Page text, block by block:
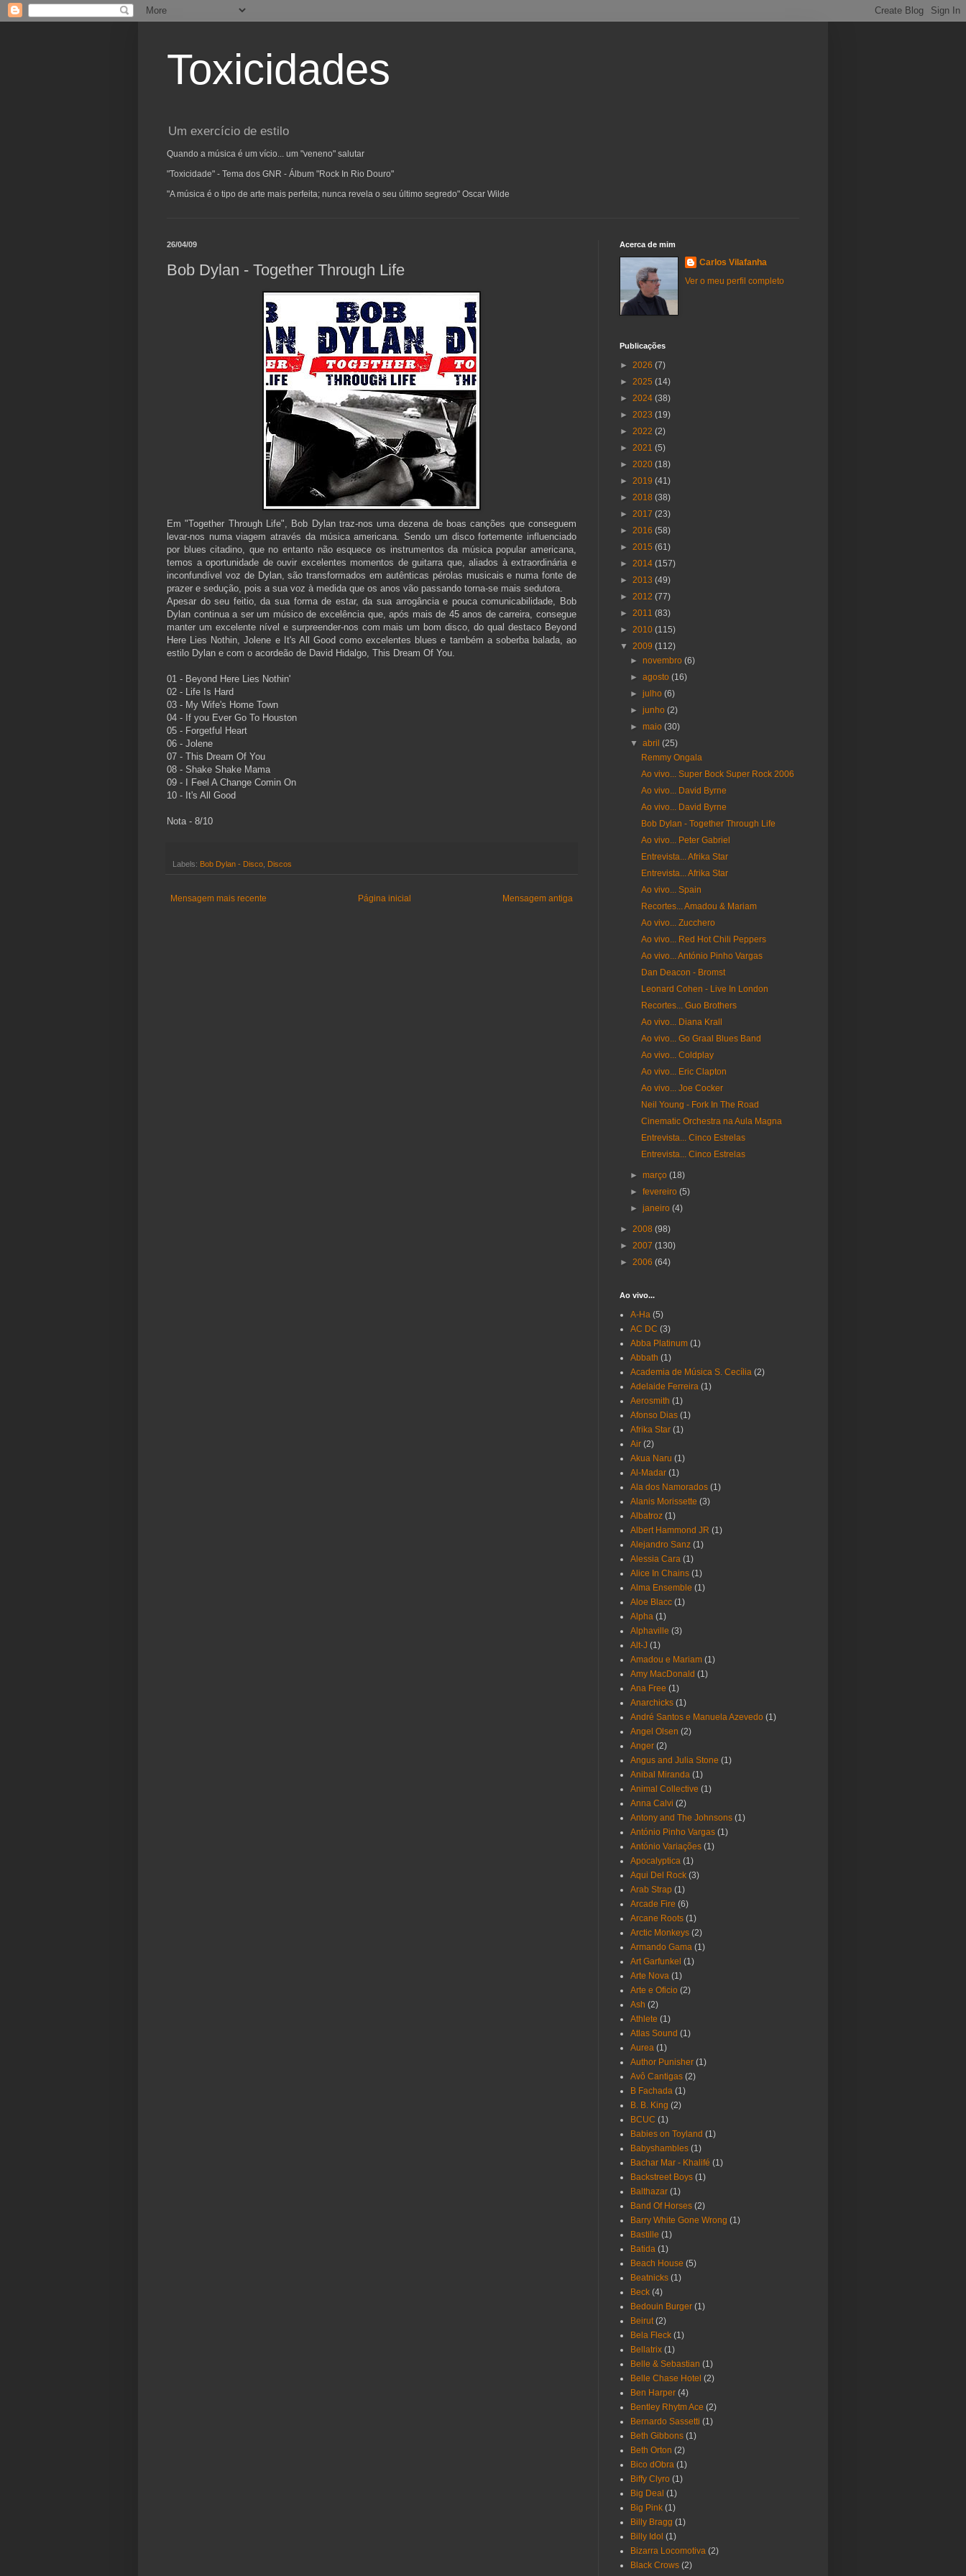
Toxicidades
Um exercício de estilo
Quando a música é um vício... um "veneno" salutar
"Toxicidade" - Tema dos GNR - Álbum "Rock In Rio Douro"
"A música é o tipo de arte mais perfeita; nunca revela o seu último segredo" Oscar Wilde
26/04/09
Bob Dylan - Together Through Life
Em "Together Through Life", Bob Dylan traz-nos uma dezena de boas canções que conseguem
levar-nos numa viagem através da música americana. Sendo um disco fortemente influenciado
por blues citadino, que no entanto não esquece os instrumentos da música popular americana,
temos a oportunidade de ouvir excelentes momentos de guitarra que, aliados à extraordinária e
inconfundível voz de Dylan, são transformados em autênticas pérolas musicais e numa fonte de
prazer e sedução, pois a sua voz à medida que os anos vão passando torna-se mais sedutora.
Apesar do seu feitio, da sua forma de estar, da sua arrogância e pouca comunicabilidade, Bob
Dylan continua a ser um músico de excelência que, após mais de 45 anos de carreira, consegue
manter um excelente nível e surpreender-nos com mais um bom disco, do qual destaco Beyond
Here Lies Nothin, Jolene e It's All Good como excelentes blues e também a soberba balada, ao
estilo Dylan e com o acordeão de David Hidalgo, This Dream Of You.
01 - Beyond Here Lies Nothin'
02 - Life Is Hard
03 - My Wife's Home Town
04 - If you Ever Go To Houston
05 - Forgetful Heart
06 - Jolene
07 - This Dream Of You
08 - Shake Shake Mama
09 - I Feel A Change Comin On
10 - It's All Good
Nota - 8/10
Labels: Bob Dylan - Disco Discos
Mensagem mais recente Mensagem antiga
Página inicial
Acerca de mim
Carlos Vilafanha
Ver o meu perfil completo
Publicações
► 2026 (7)
► 2025 (14)
► 2024 (38)
► 2023 (19)
► 2022 (2)
► 2021 (5)
► 2020 (18)
► 2019 (41)
► 2018 (38)
► 2017 (23)
► 2016 (58)
► 2015 (61)
► 2014 (157)
► 2013 (49)
► 2012 (77)
► 2011 (83)
► 2010 (115)
▼ 2009 (112)
►novembro(6)
►agosto(16)
►julho(6)
►junho(2)
►maio(30)
▼abril(25)
Remmy Ongala
Ao vivo... Super Bock Super Rock 2006
Ao vivo... David Byrne
Ao vivo... David Byrne
Bob Dylan - Together Through Life
Ao vivo... Peter Gabriel
Entrevista... Afrika Star
Entrevista... Afrika Star
Ao vivo... Spain
Recortes... Amadou & Mariam
Ao vivo... Zucchero
Ao vivo... Red Hot Chili Peppers
Ao vivo... António Pinho Vargas
Dan Deacon - Bromst
Leonard Cohen - Live In London
Recortes... Guo Brothers
Ao vivo... Diana Krall
Ao vivo... Go Graal Blues Band
Ao vivo... Coldplay
Ao vivo... Eric Clapton
Ao vivo... Joe Cocker
Neil Young - Fork In The Road
Cinematic Orchestra na Aula Magna
Entrevista... Cinco Estrelas
Entrevista... Cinco Estrelas
►março(18)
►fevereiro(5)
►janeiro(4)
► 2008 (98)
► 2007 (130)
► 2006 (64)
Ao vivo...
A-Ha (5)
AC DC (3)
Abba Platinum (1)
Abbath (1)
Academia de Música S. Cecília (2)
Adelaide Ferreira (1)
Aerosmith (1)
Afonso Dias (1)
Afrika Star (1)
Air (2)
Akua Naru (1)
Al-Madar (1)
Ala dos Namorados (1)
Alanis Morissette (3)
Albatroz (1)
Albert Hammond JR (1)
Alejandro Sanz (1)
Alessia Cara (1)
Alice In Chains (1)
Alma Ensemble (1)
Aloe Blacc (1)
Alpha (1)
Alphaville (3)
Alt-J (1)
Amadou e Mariam (1)
Amy MacDonald (1)
Ana Free (1)
Anarchicks (1)
André Santos e Manuela Azevedo (1)
Angel Olsen (2)
Anger (2)
Angus and Julia Stone (1)
Anibal Miranda (1)
Animal Collective (1)
Anna Calvi (2)
Antony and The Johnsons (1)
António Pinho Vargas (1)
António Variações (1)
Apocalyptica (1)
Aqui Del Rock (3)
Arab Strap (1)
Arcade Fire (6)
Arcane Roots (1)
Arctic Monkeys (2)
Armando Gama (1)
Art Garfunkel (1)
Arte Nova (1)
Arte e Oficio (2)
Ash (2)
Athlete (1)
Atlas Sound (1)
Aurea (1)
Author Punisher (1)
Avô Cantigas (2)
B Fachada (1)
B. B. King (2)
BCUC (1)
Babies on Toyland (1)
Babyshambles (1)
Bachar Mar - Khalifé (1)
Backstreet Boys (1)
Balthazar (1)
Band Of Horses (2)
Barry White Gone Wrong (1)
Bastille (1)
Batida (1)
Beach House (5)
Beatnicks (1)
Beck (4)
Bedouin Burger (1)
Beirut (2)
Bela Fleck (1)
Bellatrix (1)
Belle & Sebastian (1)
Belle Chase Hotel (2)
Ben Harper (4)
Bentley Rhytm Ace (2)
Bernardo Sassetti (1)
Beth Gibbons (1)
Beth Orton (2)
Bico dObra (1)
Biffy Clyro (1)
Big Deal (1)
Big Pink (1)
Billy Bragg (1)
Billy Idol (1)
Bizarra Locomotiva (2)
Black Crows (2)